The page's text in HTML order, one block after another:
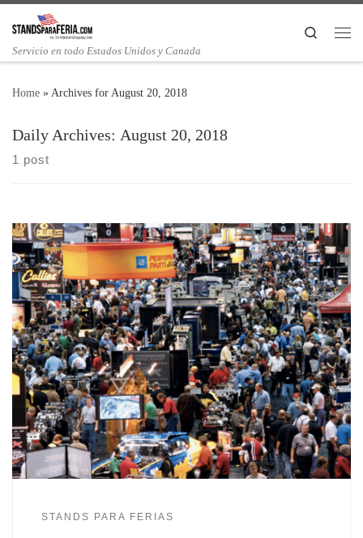
Servicio en todo Estados Unidos y Canada
Search
Home » Archives for August 20, 2018
Daily Archives: August 20, 2018
1 post
STANDS PARA FERIAS